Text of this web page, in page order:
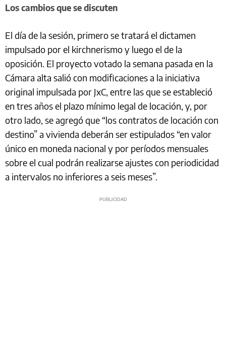
Los cambios que se discuten
El día de la sesión, primero se tratará el dictamen
impulsado por el kirchnerismo y luego el de la
oposición. El proyecto votado la semana pasada en la
Cámara alta salió con modificaciones a la iniciativa
original impulsada por JxC, entre las que se estableció
en tres años el plazo mínimo legal de locación, y, por
otro lado, se agregó que “los contratos de locación con
destino” a vivienda deberán ser estipulados “en valor
único en moneda nacional y por períodos mensuales
sobre el cual podrán realizarse ajustes con periodicidad
a intervalos no inferiores a seis meses”.